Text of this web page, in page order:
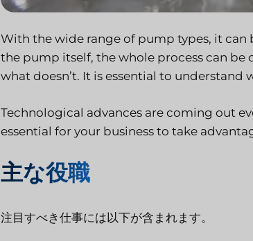
With the wide range of pump types, it
the pump itself, the whole process can be
what doesn’t. It is essential to understand
Technological advances are coming out
essential for your business to take
主な役職
注目すべき仕事には以下が含まれます。